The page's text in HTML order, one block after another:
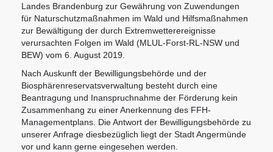
Landes Brandenburg zur Gewährung von Zuwendungen
für Naturschutzmaßnahmen im Wald und Hilfsmaßnahmen
zur Bewältigung der durch Extremwetterereignisse
verursachten Folgen im Wald (MLUL-Forst-RL-NSW und
BEW) vom 6. August 2019.
Nach Auskunft der Bewilligungsbehörde und der
Biosphärenreservatsverwaltung besteht durch eine
Beantragung und Inanspruchnahme der Förderung kein
Zusammenhang zu einer Anerkennung des FFH-
Managementplans. Die Antwort der Bewilligungsbehörde zu
unserer Anfrage diesbezüglich liegt der Stadt Angermünde
vor und kann gerne eingesehen werden.